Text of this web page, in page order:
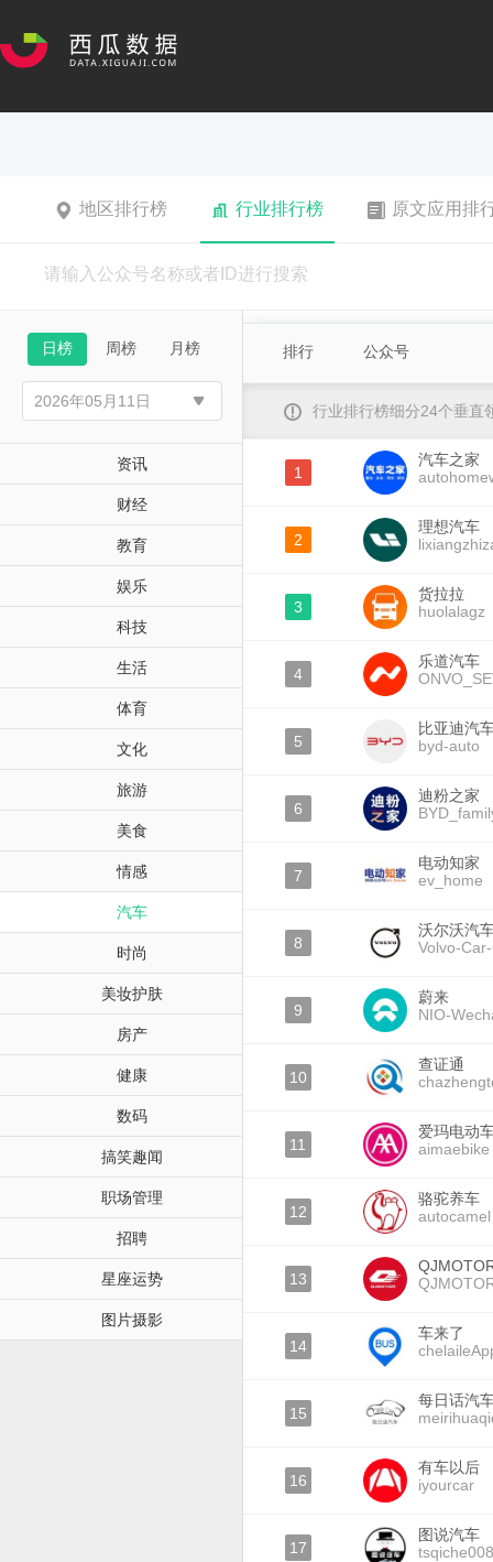
地区排行榜 行业排行榜 原文应用排
日榜 周榜 月榜
资讯
财经
教育
娱乐
科技
生活
体育
文化
旅游
美食
情感
汽车
时尚
美妆护肤
房产
健康
数码
搞笑趣闻
职场管理
招聘
星座运势
图片摄影
排行 公众号
行业排行榜细分24个垂直
1
汽车之家
2
理想汽车
3
货拉拉
huolalagz
4
乐道汽车
5
比亚迪汽
byd-auto
6
迪粉之家
7
电动知家
ev_home
8
沃尔沃汽
Volvo-
9
蔚来
NIO-
10
查证通
11
爱玛电动
aimaebike
12
骆驼养车
autocamel
13
14
车来了
15
每日话汽
16
有车以后
iyourcar
17
图说汽车
tsqiche008